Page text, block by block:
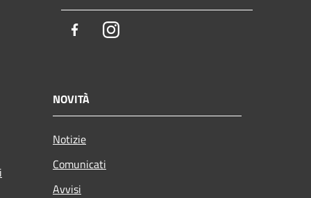
FacebookInstagram
NOVITÀ
Notizie
Comunicati
Avvisi